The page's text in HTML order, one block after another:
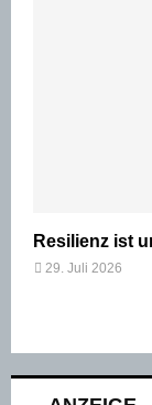
Resilienz ist
29. Juli 2026